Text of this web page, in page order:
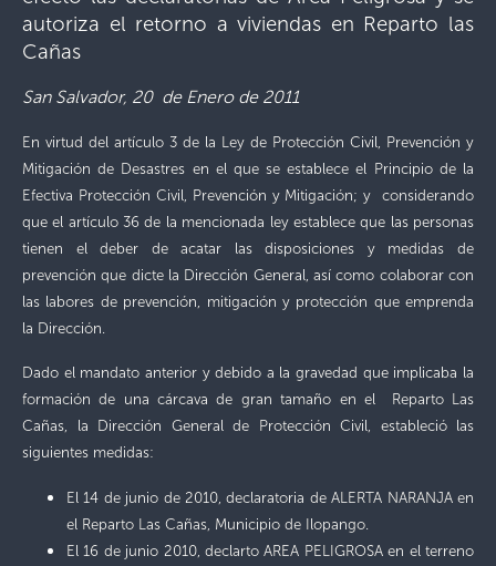
autoriza el retorno a viviendas en Reparto las
Cañas
San Salvador, 20 de Enero de 2011
En virtud del artículo 3 de la Ley de Protección Civil, Prevención y
Mitigación de Desastres en el que se establece el Principio de la
Efectiva Protección Civil, Prevención y Mitigación; y considerando
que el artículo 36 de la mencionada ley establece que las personas
tienen el deber de acatar las disposiciones y medidas de
prevención que dicte la Dirección General, así como colaborar con
las labores de prevención, mitigación y protección que emprenda
la Dirección.
Dado el mandato anterior y debido a la gravedad que implicaba la
formación de una cárcava de gran tamaño en el Reparto Las
Cañas, la Dirección General de Protección Civil, estableció las
siguientes medidas:
El 14 de junio de 2010, declaratoria de ALERTA NARANJA en
el Reparto Las Cañas, Municipio de Ilopango.
El 16 de junio 2010, declarto AREA PELIGROSA en el terreno